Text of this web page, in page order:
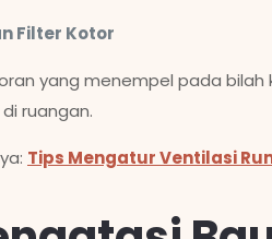
Filter Kotor
yang menempel pada
ruangan.
Tips Mengatur Ventilasi